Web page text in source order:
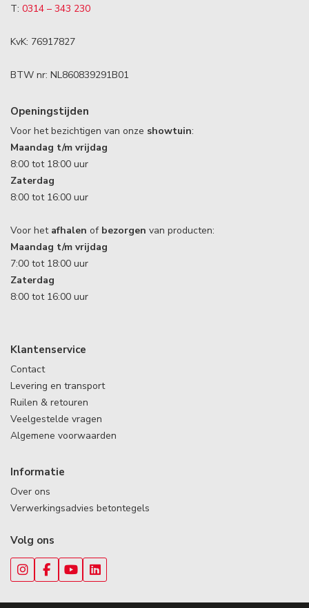
T: 0314 – 343 230
KvK: 76917827
BTW nr: NL860839291B01
Openingstijden
Voor het bezichtigen van onze showtuin:
Maandag t/m vrijdag
8:00 tot 18:00 uur
Zaterdag
8:00 tot 16:00 uur
Voor het afhalen of bezorgen van producten:
Maandag t/m vrijdag
7:00 tot 18:00 uur
Zaterdag
8:00 tot 16:00 uur
Klantenservice
Contact
Levering en transport
Ruilen & retouren
Veelgestelde vragen
Algemene voorwaarden
Informatie
Over ons
Verwerkingsadvies betontegels
Volg ons